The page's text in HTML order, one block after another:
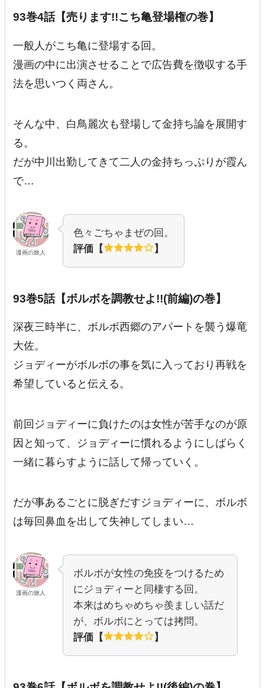
93巻4話【売ります!!こち亀登場権の巻】
一般人がこち亀に登場する回。
漫画の中に出演させることで広告費を徴収する手
法を思いつく両さん。
そんな中、白鳥麗次も登場して金持ち論を展開す
る。
だが中川出勤してきて二人の金持ちっぷりが霞ん
で…
漫画の旅人
色々ごちゃまぜの回。
評価【
】
93巻5話【ボルボを調教せよ!!(前編)の巻】
深夜三時半に、ボルボ西郷のアパートを襲う爆竜
大佐。
ジョディーがボルボの事を気に入っており再戦を
希望していると伝える。
前回ジョディーに負けたのは女性が苦手なのが原
因と知って、ジョディーに慣れるようにしばらく
一緒に暮らすように話して帰っていく。
だが事あるごとに脱ぎだすジョディーに、ボルボ
は毎回鼻血を出して失神してしまい…
漫画の旅人
ボルボが女性の免疫をつけるため
にジョディーと同棲する回。
本来はめちゃめちゃ羨ましい話だ
が、ボルボにとっては拷問。
評価【
】